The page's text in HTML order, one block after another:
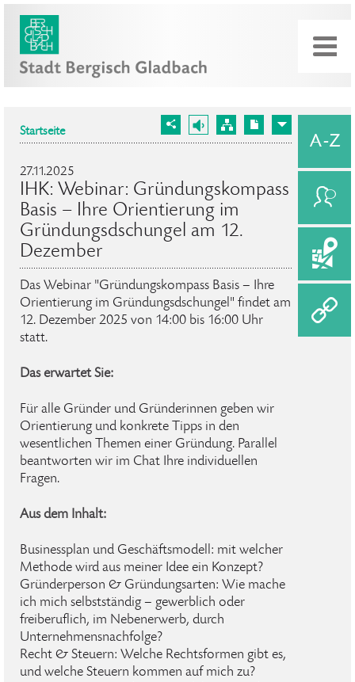
Startseite
27.11.2025
IHK: Webinar: Gründungskompass
Basis – Ihre Orientierung im
Gründungsdschungel am 12.
Dezember
Das Webinar "Gründungskompass Basis – Ihre
Orientierung im Gründungsdschungel" findet am
12. Dezember 2025 von 14:00 bis 16:00 Uhr
statt.
Das erwartet Sie:
Für alle Gründer und Gründerinnen geben wir
Orientierung und konkrete Tipps in den
wesentlichen Themen einer Gründung. Parallel
beantworten wir im Chat Ihre individuellen
Fragen.
Aus dem Inhalt:
Businessplan und Geschäftsmodell: mit welcher
Methode wird aus meiner Idee ein Konzept?
Gründerperson & Gründungsarten: Wie mache
ich mich selbstständig – gewerblich oder
freiberuflich, im Nebenerwerb, durch
Unternehmensnachfolge?
Recht & Steuern: Welche Rechtsformen gibt es,
und welche Steuern kommen auf mich zu?